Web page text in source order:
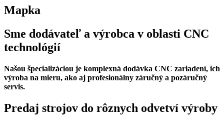
Mapka
Sme dodávateľ a výrobca v oblasti CNC
technológií
Našou špecializáciou je komplexná dodávka CNC zariadení, ich
výroba na mieru, ako aj profesionálny záručný a pozáručný
servis.
Predaj strojov do rôznych odvetví výroby